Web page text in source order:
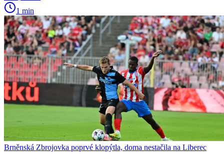
1 min
Brněnská Zbrojovka poprvé klopýtla, doma nestačila na Liberec